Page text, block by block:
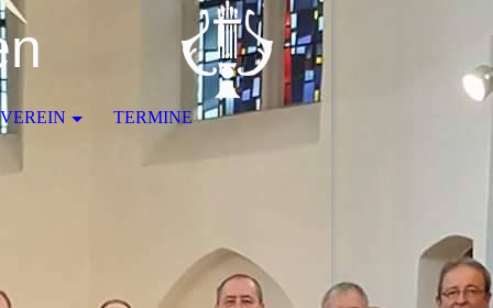
VEREIN TERMINE